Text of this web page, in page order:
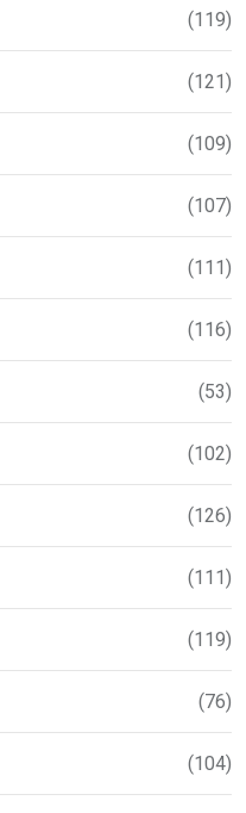
(119)
(121)
(109)
(107)
(111)
(116)
(53)
(102)
(126)
(111)
(119)
(76)
(104)